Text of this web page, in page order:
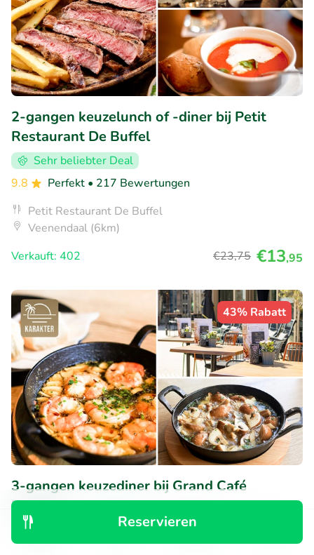
Reservieren
2-gangen keuzelunch of -diner bij Petit
Restaurant De Buffel
Sehr beliebter Deal
9.8
Perfekt • 217 Bewertungen
Petit Restaurant De Buffel
Veenendaal (6km)
Verkauft: 402
€23,75 €13,95
43% Rabatt
3-gangen keuzediner bij Grand Café
Karakter
Morgen
Do